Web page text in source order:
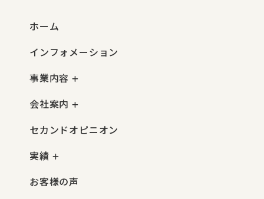
ホーム
インフォメーション
事業内容
会社案内
セカンドオピニオン
実績
お客様の声